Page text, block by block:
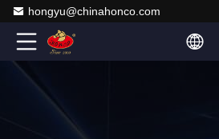
hongyu@chinahonco.com